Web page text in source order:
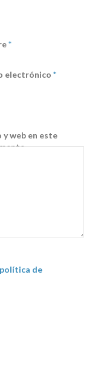
*
electrónico *
web en este
política de